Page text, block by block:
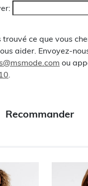
trouvé ce que vous
aider. Envoyez-
ou
Recommander